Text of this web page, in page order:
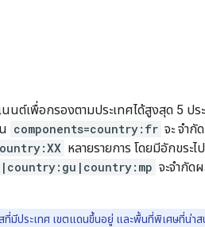
ต์เพื่อกรองตามประเทศได้สูงสุด 5 ปร
components=country:fr จะ จำกั
หลายรายการ โดยมีอักขระไ
จะจำกัด
มีประเทศ เขตแดนขึ้นอยู่ และพื้นที่พิเศษที่น่า